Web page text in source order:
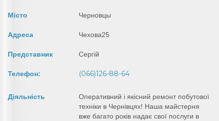
Місто Черновцы
Адреса Чехова25
Представник Сергій
Телефон: (066)126-88-64
Діяльність
Оперативний і якісний ремонт побутової
техніки в Чернівцях! Наша майстерня
вже багато років надає свої послуги в